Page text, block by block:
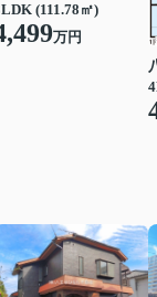
(111.78㎡)
万円